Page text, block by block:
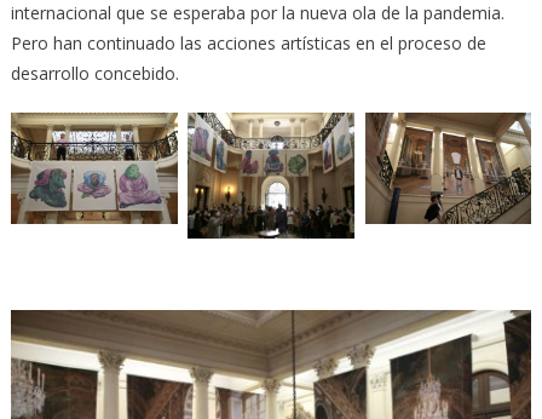
internacional que se esperaba por la nueva ola de la pandemia.
Pero han continuado las acciones artísticas en el proceso de
desarrollo concebido.